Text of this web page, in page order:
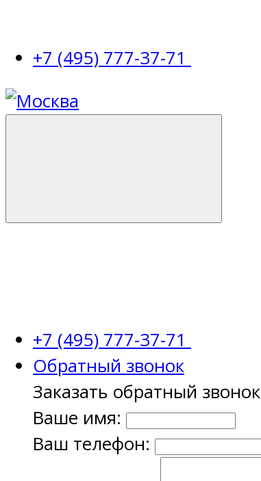
+7 (495) 777-37-71
+7 (495) 777-37-71
Обратный звонок
Заказать обратный звонок
Ваше имя:
Ваш телефон: